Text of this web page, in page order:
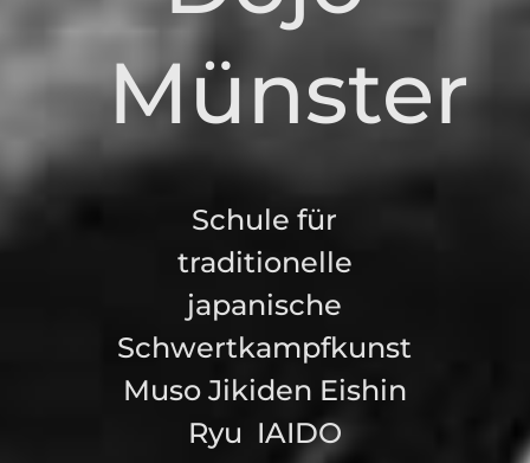
Münster
Schule für
traditionelle
japanische
Schwertkampfkunst
Muso Jikiden Eishin
Ryu IAIDO